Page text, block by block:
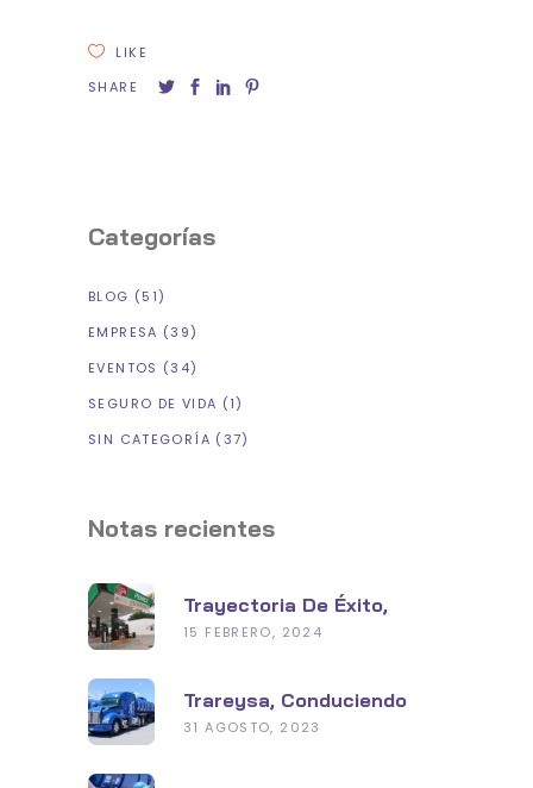
LIKE
SHARE
Categorías
BLOG (51)
EMPRESA (39)
EVENTOS (34)
SEGURO DE VIDA (1)
SIN CATEGORÍA (37)
Notas recientes
Trayectoria De Éxito,
Grupo Burgos En La
15 FEBRERO, 2024
Trareysa, Conduciendo
Hacia Un Futuro
31 AGOSTO, 2023